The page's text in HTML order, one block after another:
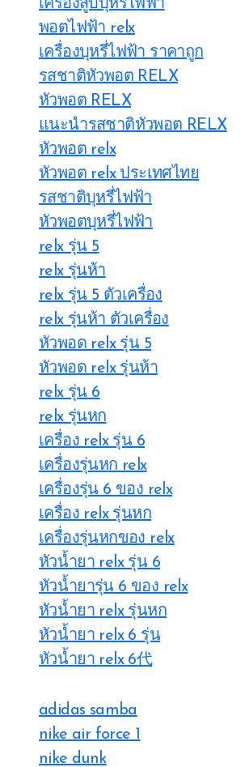
เครื่องสูบบุหรี่ไฟฟ้า
พอตไฟฟ้า relx
เครื่องบุหรี่ไฟฟ้า ราคาถูก
รสชาติหัวพอต RELX
หัวพอต RELX
แนะนำรสชาติหัวพอต RELX
หัวพอต relx
หัวพอต relx ประเทศไทย
รสชาติบุหรี่ไฟฟ้า
หัวพอตบุหรี่ไฟฟ้า
relx รุ่น 5
relx รุ่นห้า
relx รุ่น 5 ตัวเครื่อง
relx รุ่นห้า ตัวเครื่อง
หัวพอด relx รุ่น 5
หัวพอด relx รุ่นห้า
relx รุ่น 6
relx รุ่นหก
เครื่อง relx รุ่น 6
เครื่องรุ่นหก relx
เครื่องรุ่น 6 ของ relx
เครื่อง relx รุ่นหก
เครื่องรุ่นหกของ relx
หัวน้ำยา relx รุ่น 6
หัวน้ำยารุ่น 6 ของ relx
หัวน้ำยา relx รุ่นหก
หัวน้ำยา relx 6 รุ่น
หัวน้ำยา relx 6代
adidas samba
nike air force 1
nike dunk